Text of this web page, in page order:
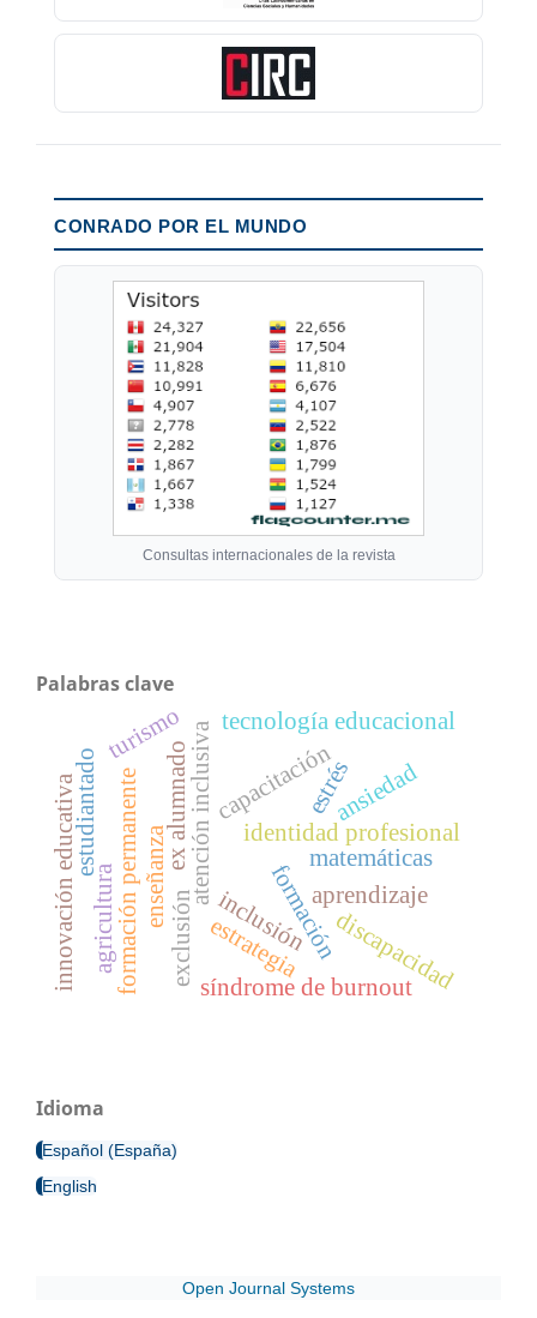
CONRADO POR EL MUNDO
Consultas internacionales de la revista
Palabras clave
formación
atención inclusiva identidad profesional
enseñanza aprendizaje
inclusión
exclusión discapacidad
capacitación
tecnología educacional
estrésansiedad
síndrome de burnout
formación permanente
agricultura
turismo
estrategia
matemáticas
estudiantado ex alumnado
innovación educativa
Idioma
Español (España)
English
Open Journal Systems